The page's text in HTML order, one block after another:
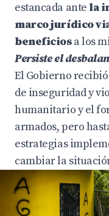
estancada ante la
marco jurídico
beneficiosa los
Persiste el
El Gobierno
de inseguridad y
humanitario y el
armados, pero
estrategias
cambiar la